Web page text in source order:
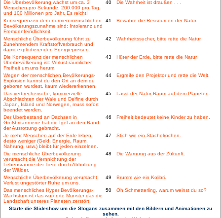
Die Überbevölkerung wächst um ca. 3
Menschen pro Sekunde, 200.000 pro Tag,
und 100 Millionen pro Jahr. Es reicht!
40 Die Wahrheit ist draußen . . .
Konsequenzen der enormen menschlichen
Bevölkerungszunahme sind: Intoleranz und
Fremdenfeindlichkeit.
41 Bewahre die Ressourcen der Natur.
Menschliche Überbevölkerung führt zu
Zunehmendem Kraftstoffverbrauch und
damit explodierenden Energiepreisen.
42 Wahrheitssucher, bitte rette die Natur.
Die Konsequenz der menschlichen
Überbevölkerung ist: Verlust räumlicher
Freiheit um uns herum.
43 Hüter der Erde, bitte rette die Natur.
Wegen der menschlichen Bevölkerungs-
Explosion kannst du den Ort an dem du
geboren wurdest, kaum wiedererkennen.
44 Ergreife den Projektor und rette die Welt.
Das verbrecherische, kommerzielle
Abschlachten der Wale und Delfine durch
Japan, Island und Norwegen, muss sofort
beendet werden.
45 Lasst der Natur Raum auf dem Planeten.
Der Überbestand an Dachsen in
Großbritanniene hat die Igel an den Rand
der Ausrottung gebracht.
46 Freiheit bedeutet keine Kinder zu haben.
Je mehr Menschen auf der Erde leben,
desto weniger (Geld, Energie, Raum,
Nahrung, usw.) bleibt für jeden einzelnen.
47 Stich wie ein Stachelrochen.
Die menschliche Überbevölkerung
verursacht die Vernnichtung der
Lebensräume der Tiere durch Abholzung
der Wälder.
48 Die Warnung aus der Zukunft.
Menschliche Überbevölkerung verursacht:
Verlust ungestörter Ruhe um uns.
49 Brumm wie ein Kolibri.
Das menschliches Hyper Bevölkerungs-
Wachstum ist das wütende Monster das die
Landschaft unseres Planeten zerstört.
50 Oh Schmetterling, warum weinst du so?
Starte die Slideshow um die Slogans zusammen mit den Bildern und Animationen zu
sehen.